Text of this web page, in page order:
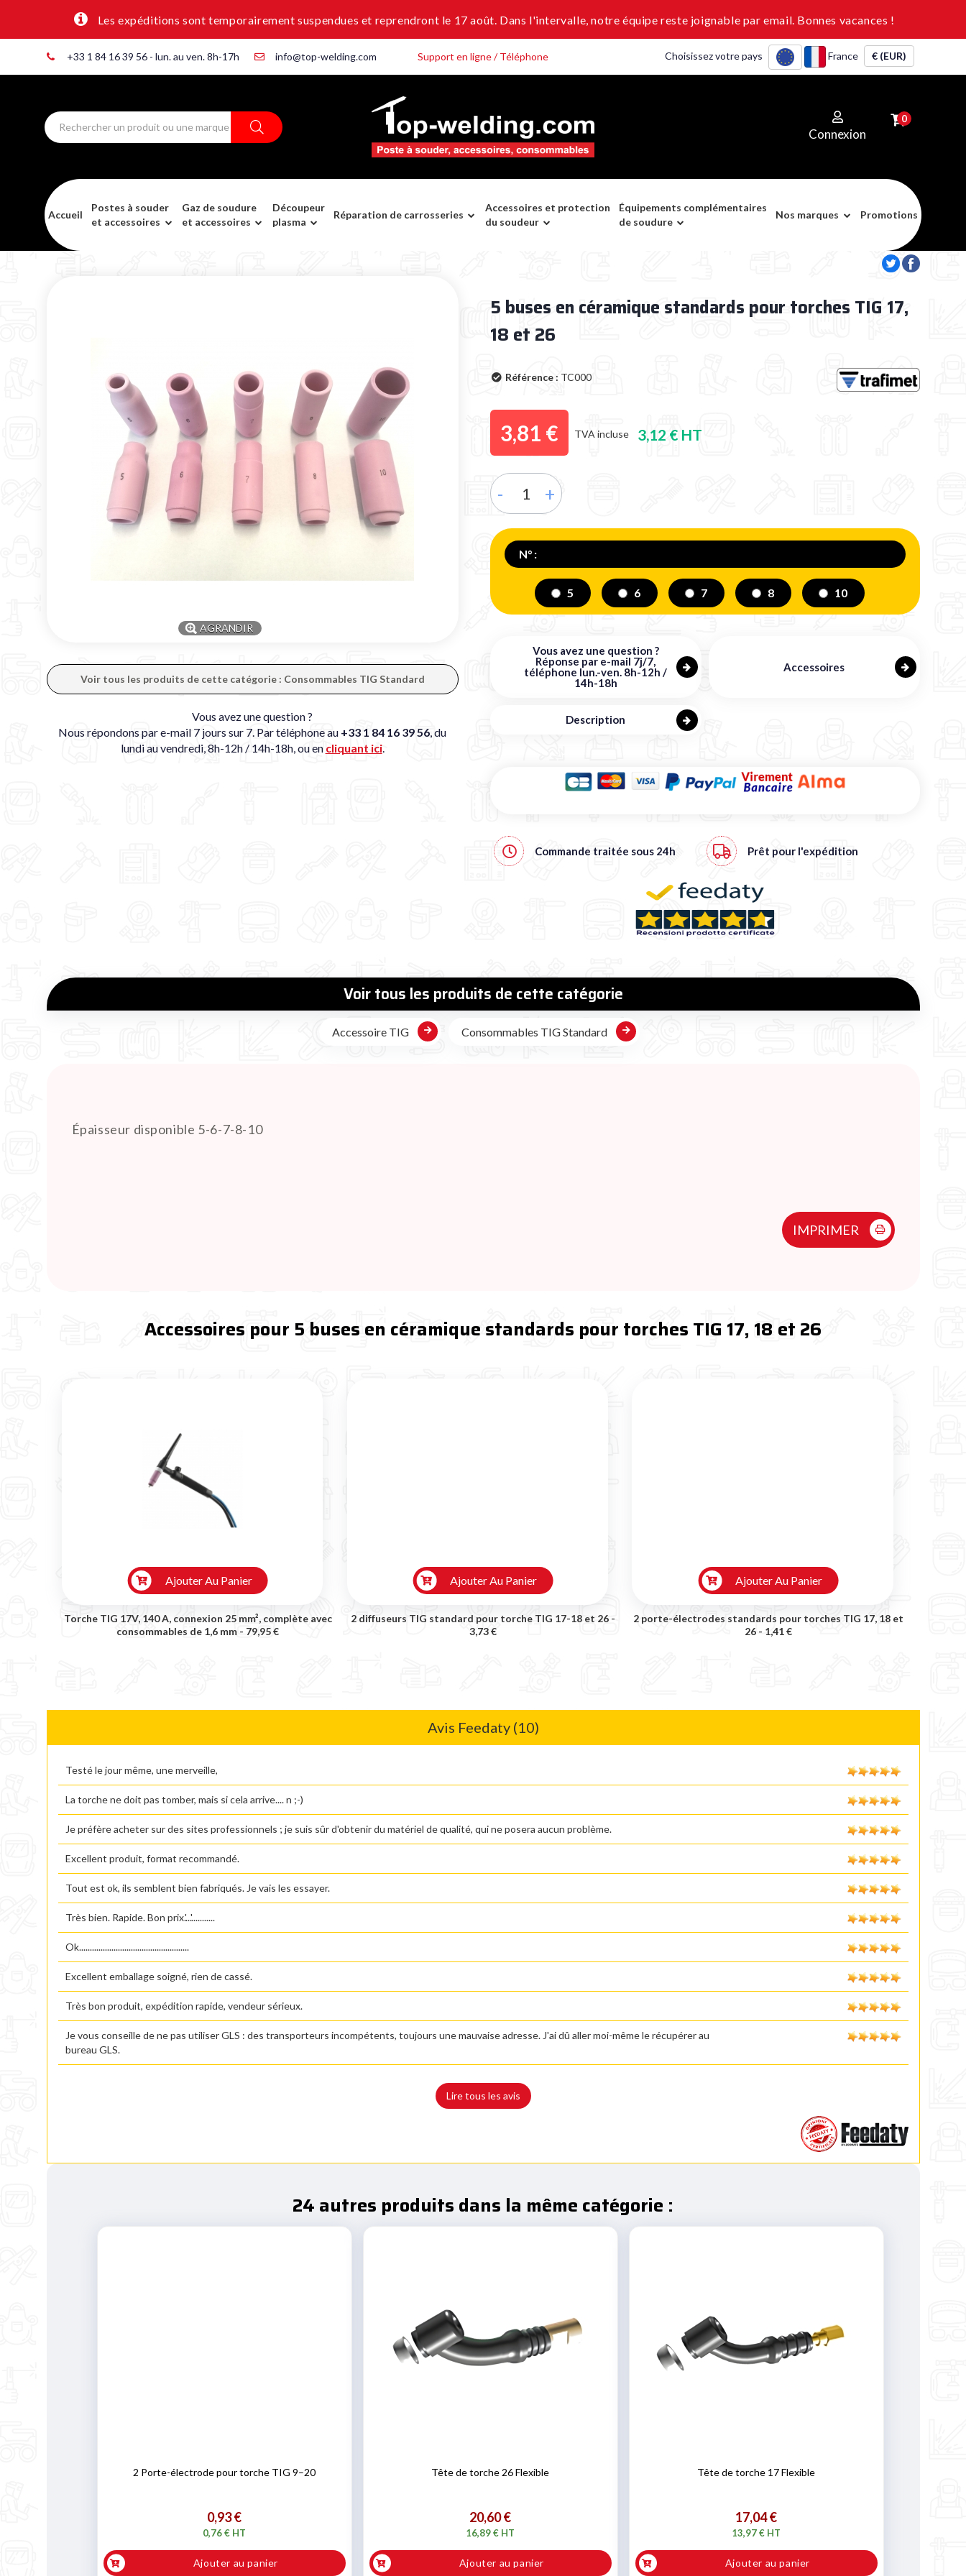
Les expéditions sont temporairement suspendues et reprendront le 17 août. Dans l'intervalle, notre équipe reste joignable par email. Bonnes vacances !
+33 1 84 16 39 56 - lun. au ven. 8h-17h info@top-welding.com Support en ligne / Téléphone Choisissez votre pays France € (EUR)
Connexion
0
Accueil
Postes à souder
et accessoires
Gaz de soudure
et accessoires
Découpeur
plasma
Réparation de carrosseries
Accessoires et protection
du soudeur
Équipements complémentaires
de soudure
Nos marques Promotions
AGRANDIR
Voir tous les produits de cette catégorie : Consommables TIG Standard
Vous avez une question ?
Nous répondons par e-mail 7 jours sur 7. Par téléphone au +33 1 84 16 39 56, du
lundi au vendredi, 8h-12h / 14h-18h, ou en cliquant ici.
5 buses en céramique standards pour torches TIG 17,
18 et 26
Référence : TC000
Vous avez une question ?
Réponse par e-mail 7j/7,
téléphone lun.-ven. 8h-12h /
14h-18h
Accessoires
Description
3,81 € TVA incluse 3,12 € HT
Commande traitée sous 24h Prêt pour l'expédition
- +
N° :
5 6 7 8 10
Voir tous les produits de cette catégorie
Accessoire TIG Consommables TIG Standard
Épaisseur disponible 5-6-7-8-10
IMPRIMER
Accessoires pour 5 buses en céramique standards pour torches TIG 17, 18 et 26
Torche TIG 17V, 140 A, connexion 25 mm², complète avec
consommables de 1,6 mm - 79,95 €
Ajouter Au Panier
2 diffuseurs TIG standard pour torche TIG 17-18 et 26 -
3,73 €
Ajouter Au Panier
2 porte-électrodes standards pour torches TIG 17, 18 et
26 - 1,41 €
Ajouter Au Panier
Avis Feedaty (10)
Testé le jour même, une merveille,
La torche ne doit pas tomber, mais si cela arrive.... n ;-)
Je préfère acheter sur des sites professionnels ; je suis sûr d'obtenir du matériel de qualité, qui ne posera aucun problème.
Excellent produit, format recommandé.
Tout est ok, ils semblent bien fabriqués. Je vais les essayer.
Très bien. Rapide. Bon prix.'...'...........
Ok...................................................
Excellent emballage soigné, rien de cassé.
Très bon produit, expédition rapide, vendeur sérieux.
Je vous conseille de ne pas utiliser GLS : des transporteurs incompétents, toujours une mauvaise adresse. J'ai dû aller moi-même le récupérer au
bureau GLS.
Lire tous les avis
24 autres produits dans la même catégorie :
2 Porte-électrode pour torche TIG 9–20
0,93 €
0,76 € HT
Ajouter au panier
Tête de torche 26 Flexible
20,60 €
16,89 € HT
Ajouter au panier
Tête de torche 17 Flexible
17,04 €
13,97 € HT
Ajouter au panier